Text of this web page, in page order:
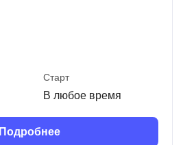
Старт
В любое время
Подробнее